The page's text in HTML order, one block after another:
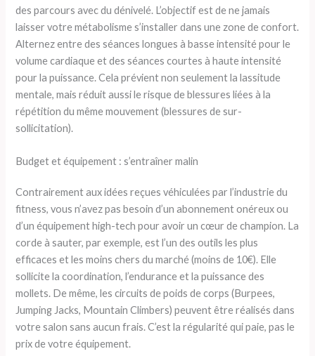
des parcours avec du dénivelé. L’objectif est de ne jamais
laisser votre métabolisme s’installer dans une zone de confort.
Alternez entre des séances longues à basse intensité pour le
volume cardiaque et des séances courtes à haute intensité
pour la puissance. Cela prévient non seulement la lassitude
mentale, mais réduit aussi le risque de blessures liées à la
répétition du même mouvement (blessures de sur-
sollicitation).
Budget et équipement : s’entraîner malin
Contrairement aux idées reçues véhiculées par l’industrie du
fitness, vous n’avez pas besoin d’un abonnement onéreux ou
d’un équipement high-tech pour avoir un cœur de champion. La
corde à sauter, par exemple, est l’un des outils les plus
efficaces et les moins chers du marché (moins de 10€). Elle
sollicite la coordination, l’endurance et la puissance des
mollets. De même, les circuits de poids de corps (Burpees,
Jumping Jacks, Mountain Climbers) peuvent être réalisés dans
votre salon sans aucun frais. C’est la régularité qui paie, pas le
prix de votre équipement.